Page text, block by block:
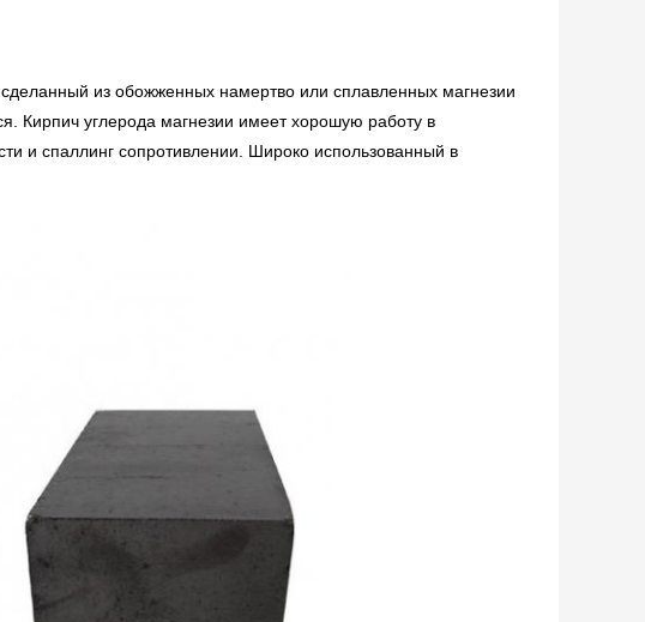
из обожженных намертво или сплавленных магнезии
Кирпич углерода магнезии имеет хорошую работу в
и спаллинг сопротивлении. Широко использованный в